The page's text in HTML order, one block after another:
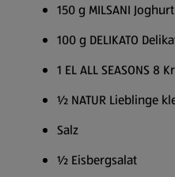
150 g MILSANI
100 g DELIKATO
1 EL ALL SEASONS
½ NATUR Lieblinge
Salz
½ Eisbergsalat